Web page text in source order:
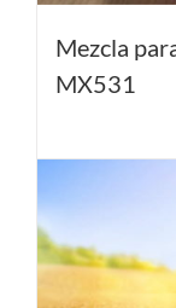
Mezcla
MX531